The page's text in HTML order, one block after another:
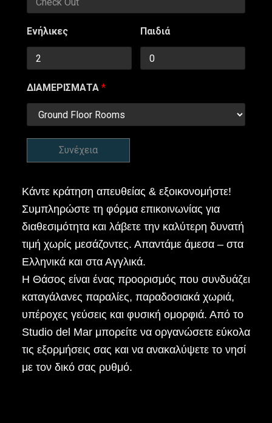
Ενήλικες Παιδιά
ΔΙΑΜΕΡΙΣΜΑΤΑ *
Συνέχεια
Κάντε κράτηση απευθείας & εξοικονομήστε!
Συμπληρώστε τη φόρμα επικοινωνίας για
διαθεσιμότητα και λάβετε την καλύτερη δυνατή
τιμή χωρίς μεσάζοντες. Απαντάμε άμεσα – στα
Ελληνικά και στα Αγγλικά.
Η Θάσος είναι ένας προορισμός που συνδυάζει
καταγάλανες παραλίες, παραδοσιακά χωριά,
υπέροχες γεύσεις και φυσική ομορφιά. Από το
Studio del Mar μπορείτε να οργανώσετε εύκολα
τις εξορμήσεις σας και να ανακαλύψετε το νησί
με τον δικό σας ρυθμό.